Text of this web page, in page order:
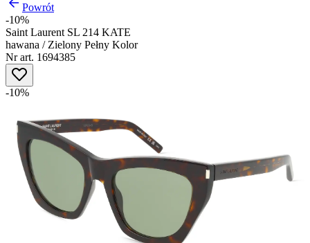
Powrót
-10%
Saint Laurent SL 214 KATE
hawana / Zielony Pełny Kolor
Nr art. 1694385
-10%